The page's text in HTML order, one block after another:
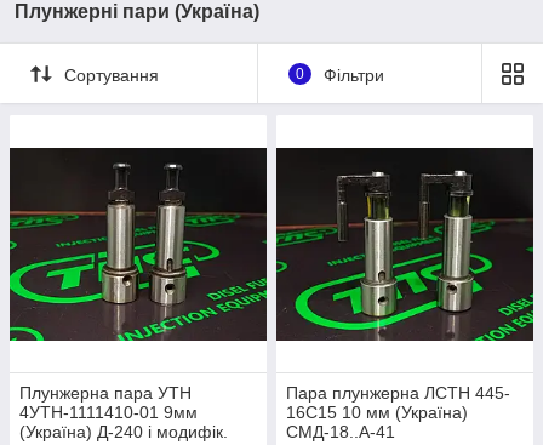
Плунжерні пари (Україна)
Сортування 0 Фільтри
Плунжерна пара УТН
4УТН-1111410-01 9мм
(Україна) Д-240 і модифік.
Пара плунжерна ЛСТН 445-
16С15 10 мм (Україна)
СМД-18..А-41